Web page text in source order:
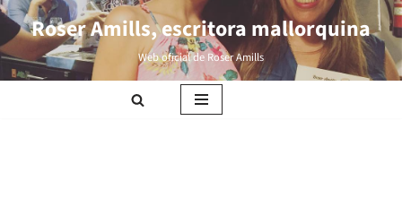
Saltar
al
Roser Amills, escritora mallorquina
Web oficial de Roser Amills